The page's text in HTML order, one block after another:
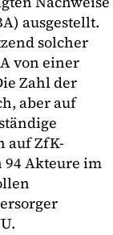
ausgestellt.
solcher
von einer
Zahl der
aber auf
auf ZfK-
94 Akteure im